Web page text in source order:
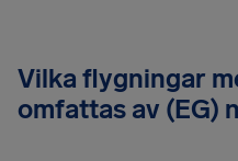
Vilka flygningar
omfattas av (EG)